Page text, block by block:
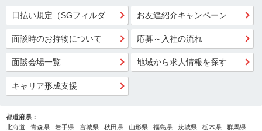
お友達紹介キャンペーン
面談時のお持物について 応募～入社の流れ
面談会場一覧 地域から求人情報を探す
キャリア形成支援
都道府県：
北海道
青森県 岩手県 宮城県 秋田県 山形県 福島県 茨城県 栃木県
群馬県